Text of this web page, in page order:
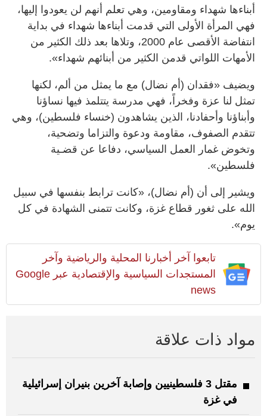
أبناءها شهداء ومقاومين، وهي تعلم أنهم لن يعودوا إليها،
فهي المرأة الأولى التي قدمت أبناءها شهداء في بداية
انتفاضة الأقصى عام ‬2000، وتلاها بعد ذلك الكثير من
الأمهات اللواتي قدمن الكثير من أبنائهم شهداء».
ويضيف «فقدان (أم نضال) مع ما يمثل من ألم، لكنها
تمثل لنا عزة وفخراً، فهي مدرسة يتتلمذ فيها نساؤنا
وأبناؤنا وأحفادنا، الذين يشاهدون (خنساء فلسطين)، وهي
تتقدم الصفوف، مقاومة ودعوة والتزاما وتضحية،
وتخوض غمار العمل السياسي، دفاعا عن قضـية
فلسطين».
ويشير إلى أن (أم نضال)، «كانت ترابط بنفسها في سبيل
الله على ثغور قطاع غزة، وكانت تتمنى الشهادة في كل
يوم».
تابعوا آخر أخبارنا المحلية والرياضية وآخر
المستجدات السياسية والإقتصادية عبر Google
news
مواد ذات علاقة
مقتل 3 فلسطينيين وإصابة آخرين بنيران إسرائيلية
في غزة